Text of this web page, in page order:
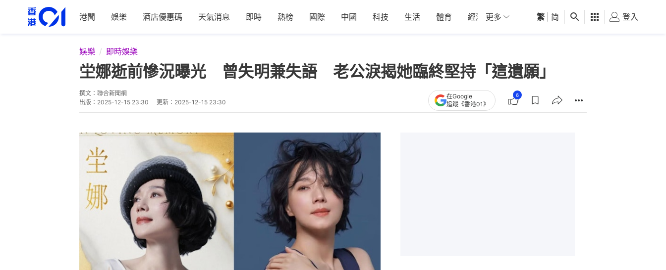
港聞 娛樂 酒店優惠碼 天氣消息 即時 熱榜 國際 中國 科技 生活 體育 經濟 01深圳 觀點 健康 好食玩飛
更多 繁 简 登入
娛樂 即時娛樂
坣娜逝前慘況曝光 曾失明兼失語 老公淚揭她臨終堅持「這遺願」
撰文： 聯合新聞網
出版： 2025-12-15 23:30 更新： 2025-12-15 23:30
在Google
追蹤《香港01》
6